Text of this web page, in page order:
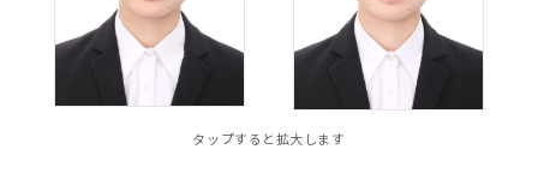
タップすると拡大します